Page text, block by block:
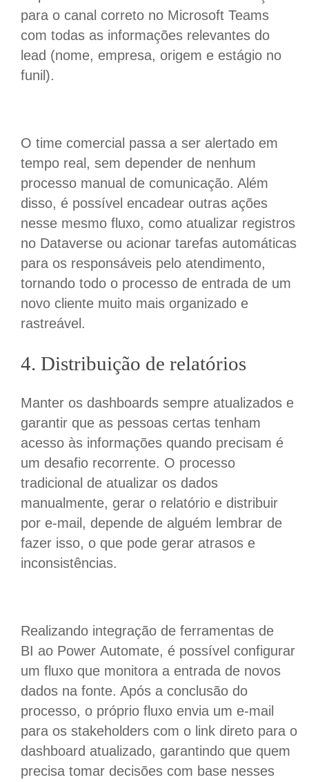
para o canal correto no Microsoft Teams
com todas as informações relevantes do
lead (nome, empresa, origem e estágio no
funil).
O time comercial passa a ser alertado em
tempo real, sem depender de nenhum
processo manual de comunicação. Além
disso, é possível encadear outras ações
nesse mesmo fluxo, como atualizar registros
no Dataverse ou acionar tarefas automáticas
para os responsáveis pelo atendimento,
tornando todo o processo de entrada de um
novo cliente muito mais organizado e
rastreável.
4. Distribuição de relatórios
Manter os dashboards sempre atualizados e
garantir que as pessoas certas tenham
acesso às informações quando precisam é
um desafio recorrente. O processo
tradicional de atualizar os dados
manualmente, gerar o relatório e distribuir
por e-mail, depende de alguém lembrar de
fazer isso, o que pode gerar atrasos e
inconsistências.
Realizando integração de ferramentas de
BI ao Power Automate, é possível configurar
um fluxo que monitora a entrada de novos
dados na fonte. Após a conclusão do
processo, o próprio fluxo envia um e-mail
para os stakeholders com o link direto para o
dashboard atualizado, garantindo que quem
precisa tomar decisões com base nesses